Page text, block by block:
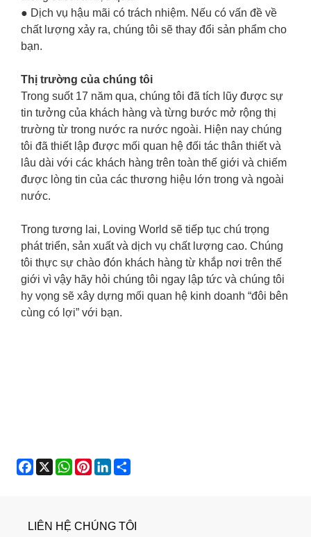
● Dịch vụ hậu mãi có trách nhiệm. Nếu có vấn đề về
chất lượng xảy ra, chúng tôi sẽ thay đổi sản phẩm cho
bạn.
Thị trường của chúng tôi
Trong suốt 17 năm qua, chúng tôi đã tích lũy được sự
tin tưởng của khách hàng và từng bước mở rộng thị
trường từ trong nước ra nước ngoài. Hiện nay chúng
tôi đã thiết lập được mối quan hệ đối tác thân thiết và
lâu dài với các khách hàng trên toàn thế giới và chiếm
được lòng tin của các thương hiệu lớn trong và ngoài
nước.
Trong tương lai, Loving World sẽ tiếp tục chú trọng
phát triển, sản xuất và dịch vụ chất lượng cao. Chúng
tôi thực sự chào đón khách hàng từ khắp nơi trên thế
giới vì vậy hãy hỏi chúng tôi ngay lập tức và chúng tôi
hy vọng sẽ xây dựng mối quan hệ kinh doanh “đôi bên
cùng có lợi” với bạn.
Facebook
X WhatsApp
Pinterest
LinkedIn
LIÊN HỆ CHÚNG TÔI